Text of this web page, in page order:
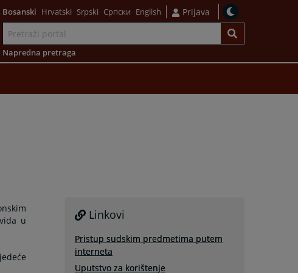
Bosanski Hrvatski Srpski Српски English Prijava
Napredna pretraga
u
Linkovi
Pristup sudskim predmetima putem
interneta
Uputstvo za korištenje